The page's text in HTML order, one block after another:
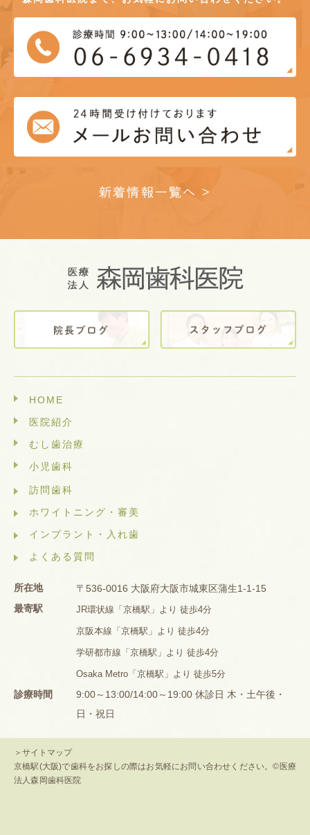
新着情報一覧へ >
HOME
医院紹介
むし歯治療
小児歯科
訪問歯科
ホワイトニング・審美
インプラント・入れ歯
よくある質問
所在地
〒536-0016 大阪府大阪市城東区蒲生1-1-15
最寄駅
JR環状線「京橋駅」より 徒歩4分
京阪本線「京橋駅」より 徒歩4分
学研都市線「京橋駅」より 徒歩4分
Osaka Metro「京橋駅」より 徒歩5分
診療時間
9:00～13:00/14:00～19:00 休診日 木・土午後・
日・祝日
＞サイトマップ
京橋駅(大阪)で歯科をお探しの際はお気軽にお問い合わせください。©医療
法人森岡歯科医院